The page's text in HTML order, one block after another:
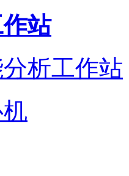
站
析工作站